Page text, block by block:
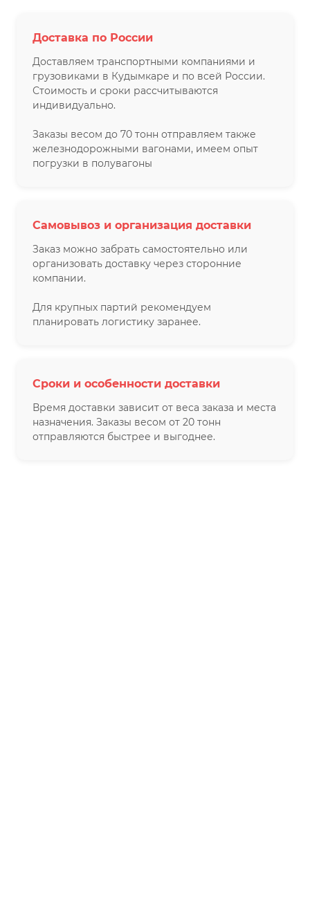
Доставка по России
Доставляем транспортными компаниями и
грузовиками в Кудымкаре и по всей России.
Стоимость и сроки рассчитываются
индивидуально.
Заказы весом до 70 тонн отправляем также
железнодорожными вагонами, имеем опыт
погрузки в полувагоны
Самовывоз и организация доставки
Заказ можно забрать самостоятельно или
организовать доставку через сторонние
компании.
Для крупных партий рекомендуем
планировать логистику заранее.
Сроки и особенности доставки
Время доставки зависит от веса заказа и места
назначения. Заказы весом от 20 тонн
отправляются быстрее и выгоднее.